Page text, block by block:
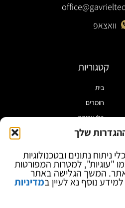
שלך
נתונים ובטכנולוגיות
"עוגיות", למטרות המפורטות
המשך הגלישה באתר
נוסף נא לעיין במדיניות
וואצאפ
קטגוריות
בית
חומרים
כלי עבודה
מוצרי הלחמה
ספקי כח ומודדים
ציוד אופטי להגדלה